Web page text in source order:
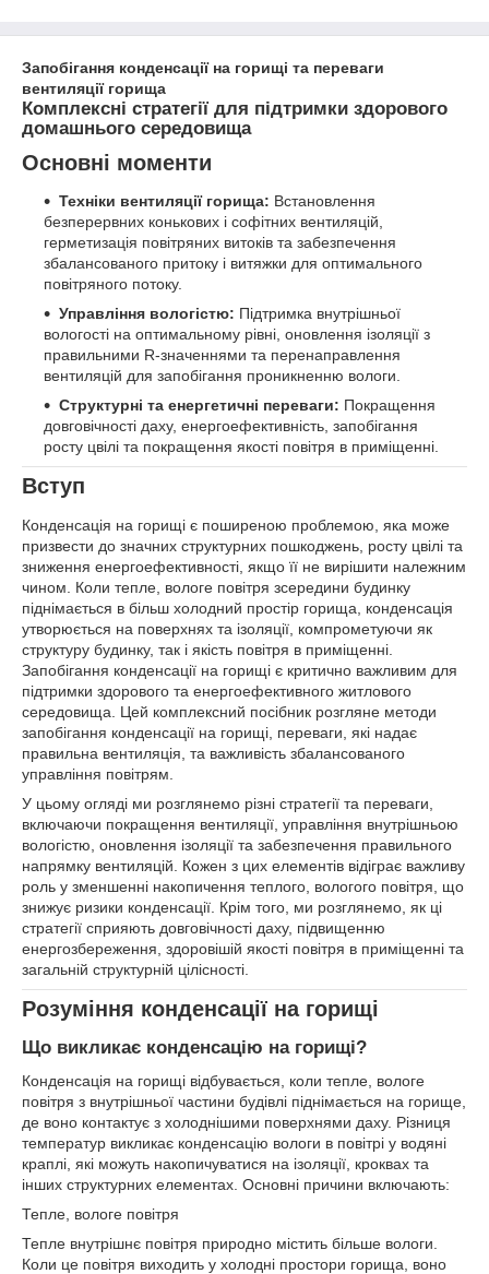
Запобігання конденсації на горищі та переваги
вентиляції горища
Комплексні стратегії для підтримки здорового
домашнього середовища
Основні моменти
Техніки вентиляції горища: Встановлення
безперервних конькових і софітних вентиляцій,
герметизація повітряних витоків та забезпечення
збалансованого притоку і витяжки для оптимального
повітряного потоку.
Управління вологістю: Підтримка внутрішньої
вологості на оптимальному рівні, оновлення ізоляції з
правильними R-значеннями та перенаправлення
вентиляцій для запобігання проникненню вологи.
Структурні та енергетичні переваги: Покращення
довговічності даху, енергоефективність, запобігання
росту цвілі та покращення якості повітря в приміщенні.
Вступ
Конденсація на горищі є поширеною проблемою, яка може
призвести до значних структурних пошкоджень, росту цвілі та
зниження енергоефективності, якщо її не вирішити належним
чином. Коли тепле, вологе повітря зсередини будинку
піднімається в більш холодний простір горища, конденсація
утворюється на поверхнях та ізоляції, компрометуючи як
структуру будинку, так і якість повітря в приміщенні.
Запобігання конденсації на горищі є критично важливим для
підтримки здорового та енергоефективного житлового
середовища. Цей комплексний посібник розгляне методи
запобігання конденсації на горищі, переваги, які надає
правильна вентиляція, та важливість збалансованого
управління повітрям.
У цьому огляді ми розглянемо різні стратегії та переваги,
включаючи покращення вентиляції, управління внутрішньою
вологістю, оновлення ізоляції та забезпечення правильного
напрямку вентиляцій. Кожен з цих елементів відіграє важливу
роль у зменшенні накопичення теплого, вологого повітря, що
знижує ризики конденсації. Крім того, ми розглянемо, як ці
стратегії сприяють довговічності даху, підвищенню
енергозбереження, здоровішій якості повітря в приміщенні та
загальній структурній цілісності.
Розуміння конденсації на горищі
Що викликає конденсацію на горищі?
Конденсація на горищі відбувається, коли тепле, вологе
повітря з внутрішньої частини будівлі піднімається на горище,
де воно контактує з холоднішими поверхнями даху. Різниця
температур викликає конденсацію вологи в повітрі у водяні
краплі, які можуть накопичуватися на ізоляції, кроквах та
інших структурних елементах. Основні причини включають:
Тепле, вологе повітря
Тепле внутрішнє повітря природно містить більше вологи.
Коли це повітря виходить у холодні простори горища, воно